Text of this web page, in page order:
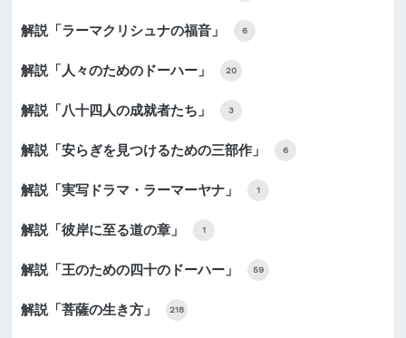
解説「ラーマクリシュナの福音」 6
解説「人々のためのドーハー」 20
解説「八十四人の成就者たち」 3
解説「安らぎを見つけるための三部作」 6
解説「実写ドラマ・ラーマーヤナ」 1
解説「彼岸に至る道の章」 1
解説「王のための四十のドーハー」 59
解説「菩薩の生き方」 218